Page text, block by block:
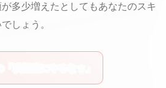
多少増えたとしてもあなたのスキ
しょう。